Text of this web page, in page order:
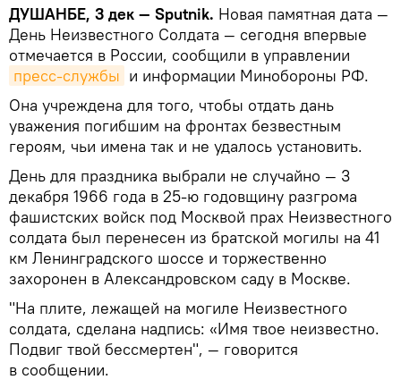
ДУШАНБЕ, 3 дек — Sputnik. Новая памятная дата —
День Неизвестного Cолдата — сегодня впервые
отмечается в России, сообщили в управлении
пресс-службы и информации Минобороны РФ.
Она учреждена для того, чтобы отдать дань
уважения погибшим на фронтах безвестным
героям, чьи имена так и не удалось установить.
День для праздника выбрали не случайно — 3
декабря 1966 года в 25-ю годовщину разгрома
фашистских войск под Москвой прах Неизвестного
солдата был перенесен из братской могилы на 41
км Ленинградского шоссе и торжественно
захоронен в Александровском саду в Москве.
"На плите, лежащей на могиле Неизвестного
солдата, сделана надпись: «Имя твое неизвестно.
Подвиг твой бессмертен", — говорится
в сообщении.